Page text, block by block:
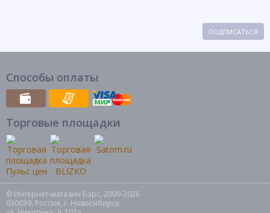
ПОДПИСАТЬСЯ
Способы оплаты
Торговые площадки
© Интернет-магазин Барс, 2009-2026
630039, Россия, г. Новосибирск,